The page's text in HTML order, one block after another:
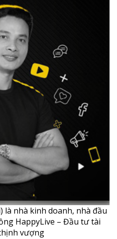
là nhà kinh doanh, nhà đầu
HappyLive – Đầu tư tài
vượng